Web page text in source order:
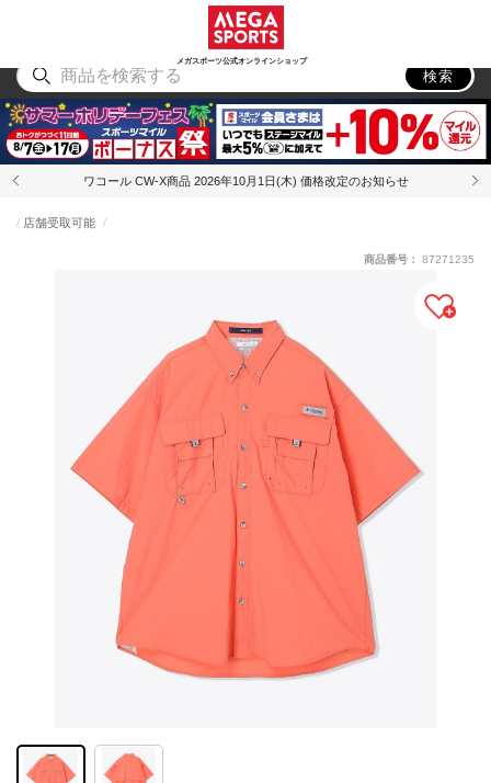
メガスポーツ公式オンラインショップ
アウトドア
検索
ワコール CW-X商品 2026年10月1日(木) 価格改定のお知らせ
店舗受取可能
商品番号： 87271235